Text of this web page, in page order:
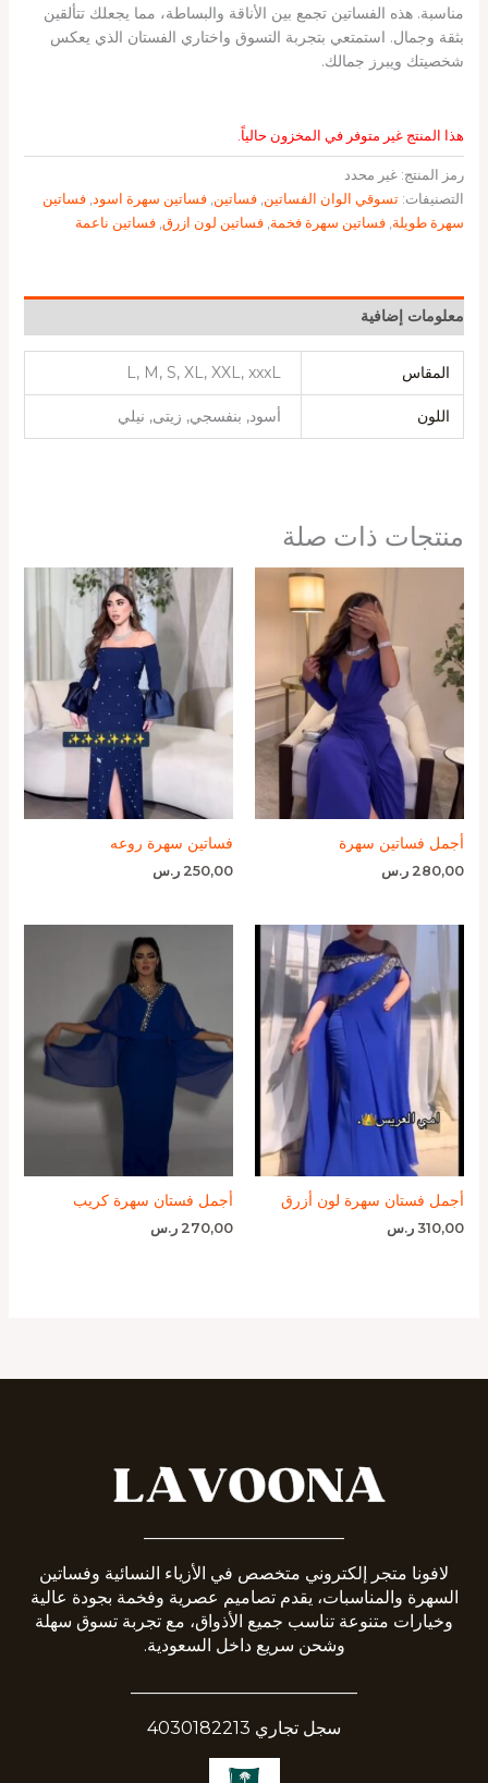
مناسبة. هذه الفساتين تجمع بين الأناقة والبساطة، مما يجعلك تتألقين
بثقة وجمال. استمتعي بتجربة التسوق واختاري الفستان الذي يعكس
شخصيتك ويبرز جمالك.
هذا المنتج غير متوفر في المخزون حالياً.
رمز المنتج: غير محدد
التصنيفات: تسوقي الوان الفساتين, فساتين, فساتين سهرة اسود, فساتين
سهرة طويلة, فساتين سهرة فخمة, فساتين لون ازرق, فساتين ناعمة
معلومات إضافية
المقاس L, M, S, XL, XXL, xxxL
اللون أسود, بنفسجي, زيتى, نيلي
منتجات ذات صلة
أجمل فساتين سهرة
280,00 ر.س
فساتين سهرة روعه
250,00 ر.س
أجمل فستان سهرة لون أزرق
310,00 ر.س
أجمل فستان سهرة كريب
270,00 ر.س
لافونا متجر إلكتروني متخصص في الأزياء النسائية وفساتين
السهرة والمناسبات، يقدم تصاميم عصرية وفخمة بجودة عالية
وخيارات متنوعة تناسب جميع الأذواق، مع تجربة تسوق سهلة
وشحن سريع داخل السعودية.
سجل تجاري 4030182213